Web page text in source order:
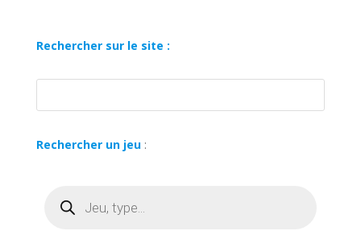
Rechercher sur le site :
Rechercher un jeu:
produits